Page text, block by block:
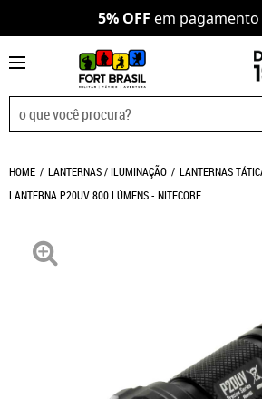
5% OFF em
HOME LANTERNAS / ILUMINAÇÃO
LANTERNAS
LANTERNA P20UV 800 LÚMENS - NITECORE